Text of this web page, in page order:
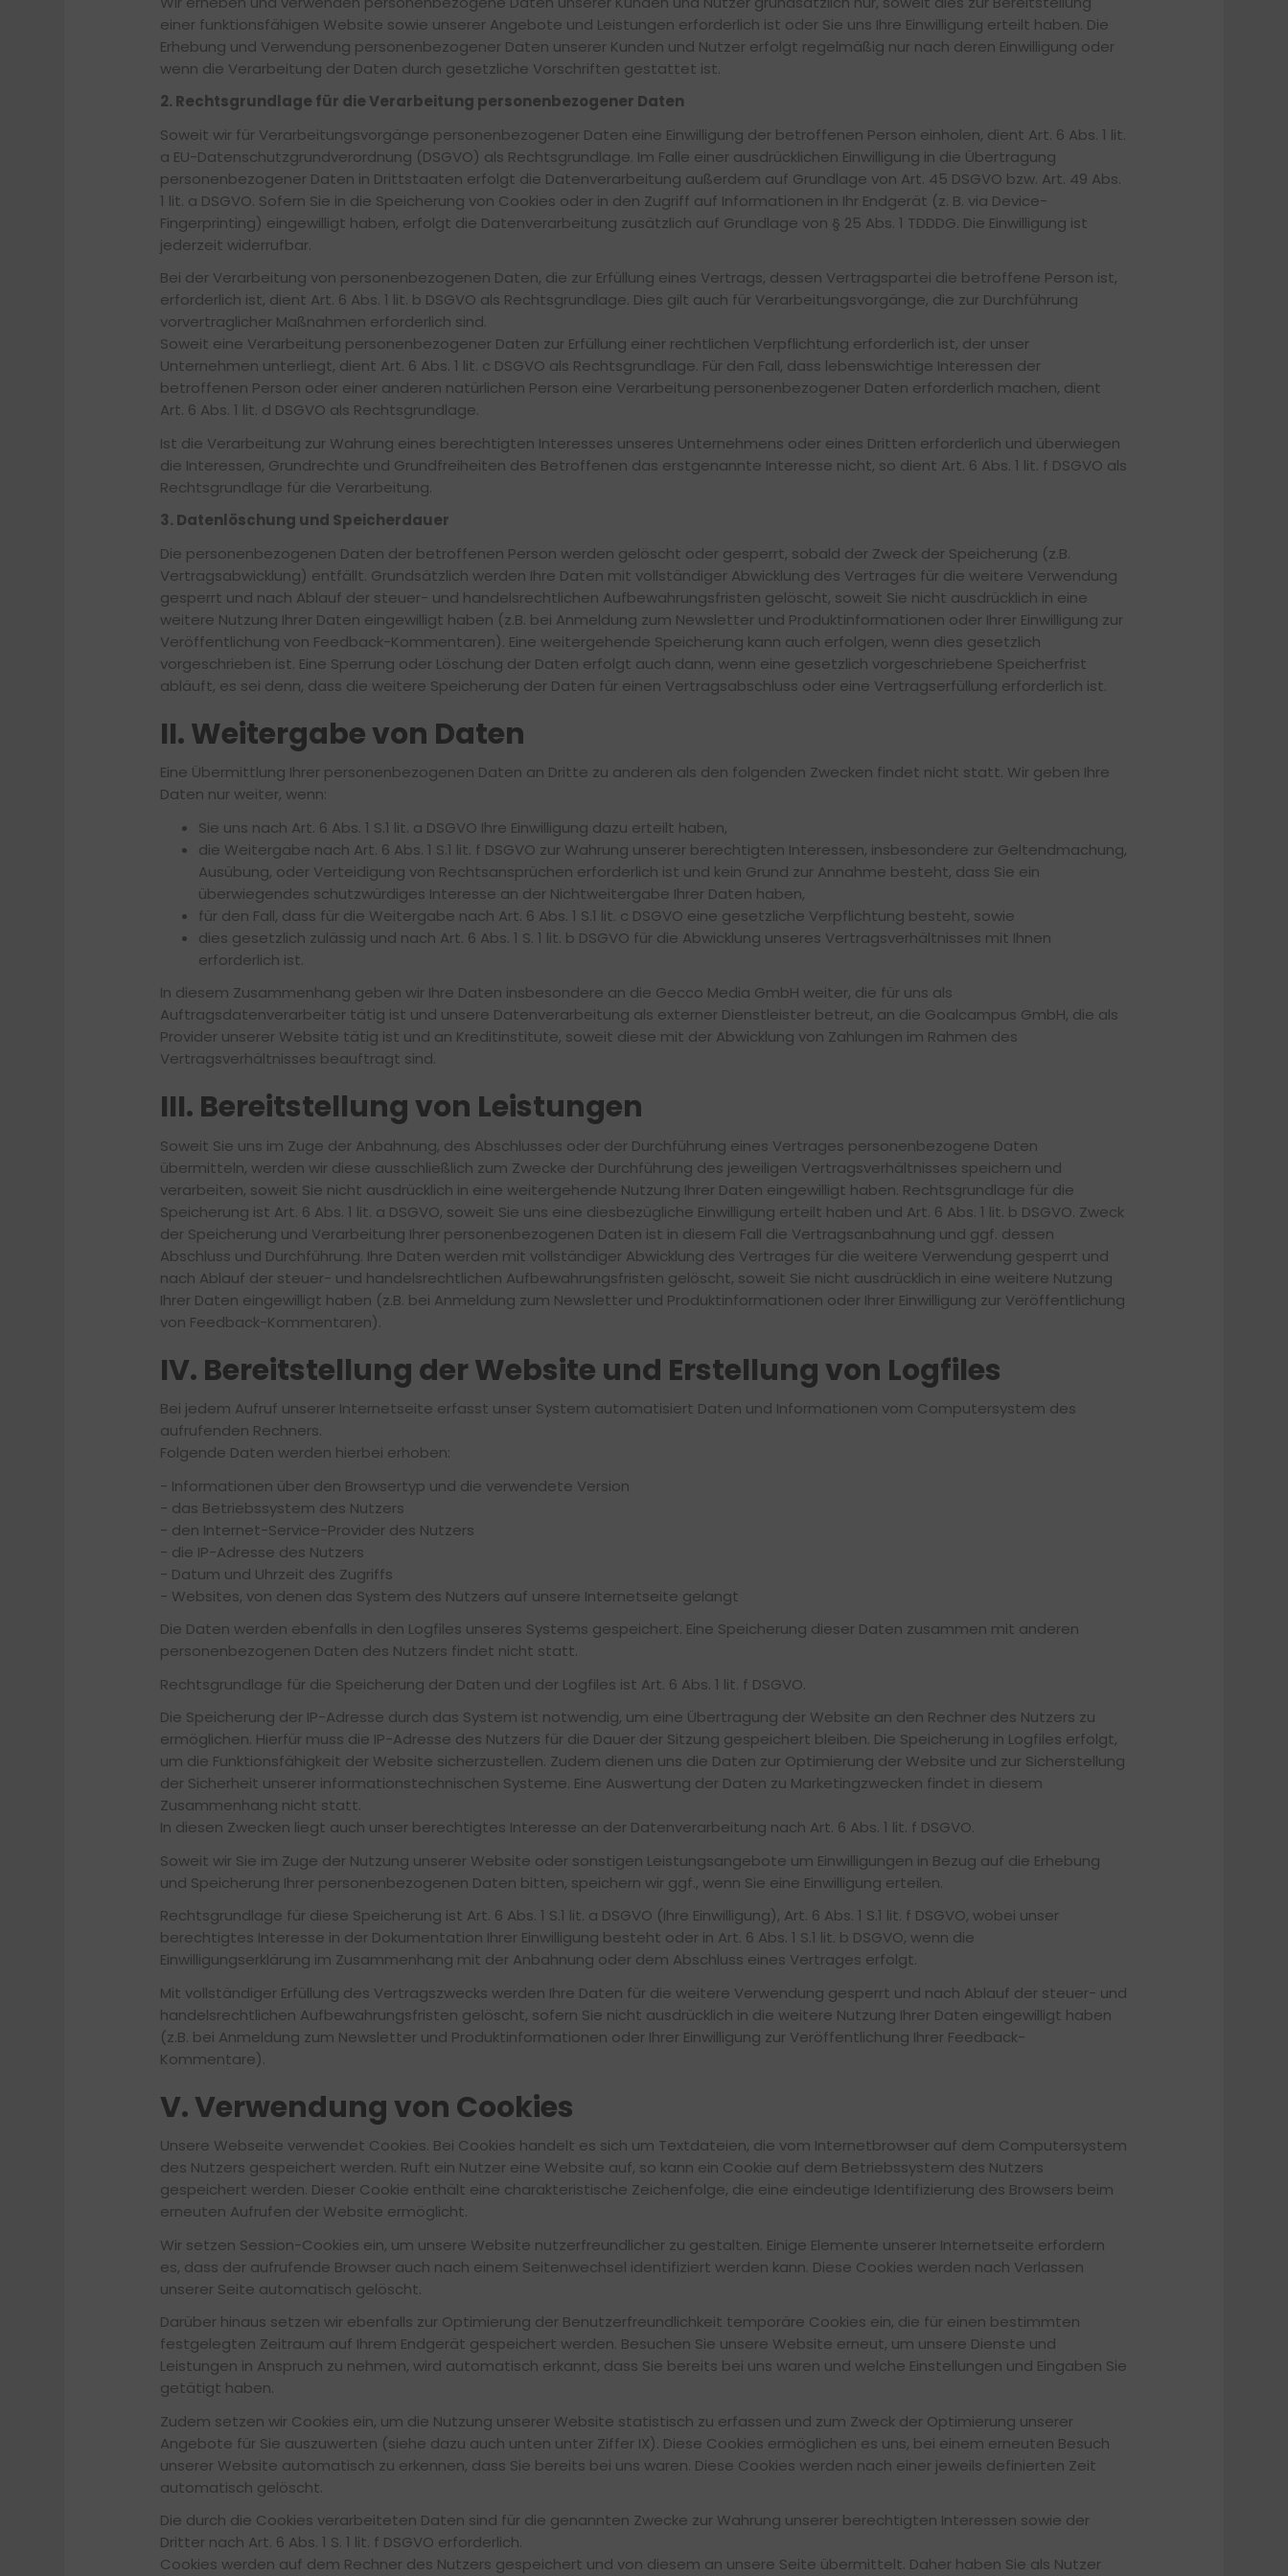
einer funktionsfähigen Website sowie unserer Angebote und Leistungen erforderlich ist oder Sie uns Ihre Einwilligung erteilt haben. Die
Erhebung und Verwendung personenbezogener Daten unserer Kunden und Nutzer erfolgt regelmäßig nur nach deren Einwilligung oder
wenn die Verarbeitung der Daten durch gesetzliche Vorschriften gestattet ist.
2. Rechtsgrundlage für die Verarbeitung personenbezogener Daten
Soweit wir für Verarbeitungsvorgänge personenbezogener Daten eine Einwilligung der betroffenen Person einholen, dient Art. 6 Abs. 1 lit.
a EU-Datenschutzgrundverordnung (DSGVO) als Rechtsgrundlage. Im Falle einer ausdrücklichen Einwilligung in die Übertragung
personenbezogener Daten in Drittstaaten erfolgt die Datenverarbeitung außerdem auf Grundlage von Art. 45 DSGVO bzw. Art. 49 Abs.
1 lit. a DSGVO. Sofern Sie in die Speicherung von Cookies oder in den Zugriff auf Informationen in Ihr Endgerät (z. B. via Device-
Fingerprinting) eingewilligt haben, erfolgt die Datenverarbeitung zusätzlich auf Grundlage von § 25 Abs. 1 TDDDG. Die Einwilligung ist
jederzeit widerrufbar.
Bei der Verarbeitung von personenbezogenen Daten, die zur Erfüllung eines Vertrags, dessen Vertragspartei die betroffene Person ist,
erforderlich ist, dient Art. 6 Abs. 1 lit. b DSGVO als Rechtsgrundlage. Dies gilt auch für Verarbeitungsvorgänge, die zur Durchführung
vorvertraglicher Maßnahmen erforderlich sind.
Soweit eine Verarbeitung personenbezogener Daten zur Erfüllung einer rechtlichen Verpflichtung erforderlich ist, der unser
Unternehmen unterliegt, dient Art. 6 Abs. 1 lit. c DSGVO als Rechtsgrundlage. Für den Fall, dass lebenswichtige Interessen der
betroffenen Person oder einer anderen natürlichen Person eine Verarbeitung personenbezogener Daten erforderlich machen, dient
Art. 6 Abs. 1 lit. d DSGVO als Rechtsgrundlage.
Ist die Verarbeitung zur Wahrung eines berechtigten Interesses unseres Unternehmens oder eines Dritten erforderlich und überwiegen
die Interessen, Grundrechte und Grundfreiheiten des Betroffenen das erstgenannte Interesse nicht, so dient Art. 6 Abs. 1 lit. f DSGVO als
Rechtsgrundlage für die Verarbeitung.
3. Datenlöschung und Speicherdauer
Die personenbezogenen Daten der betroffenen Person werden gelöscht oder gesperrt, sobald der Zweck der Speicherung (z.B.
Vertragsabwicklung) entfällt. Grundsätzlich werden Ihre Daten mit vollständiger Abwicklung des Vertrages für die weitere Verwendung
gesperrt und nach Ablauf der steuer- und handelsrechtlichen Aufbewahrungsfristen gelöscht, soweit Sie nicht ausdrücklich in eine
weitere Nutzung Ihrer Daten eingewilligt haben (z.B. bei Anmeldung zum Newsletter und Produktinformationen oder Ihrer Einwilligung zur
Veröffentlichung von Feedback-Kommentaren). Eine weitergehende Speicherung kann auch erfolgen, wenn dies gesetzlich
vorgeschrieben ist. Eine Sperrung oder Löschung der Daten erfolgt auch dann, wenn eine gesetzlich vorgeschriebene Speicherfrist
abläuft, es sei denn, dass die weitere Speicherung der Daten für einen Vertragsabschluss oder eine Vertragserfüllung erforderlich ist.
II. Weitergabe von Daten
Eine Übermittlung Ihrer personenbezogenen Daten an Dritte zu anderen als den folgenden Zwecken findet nicht statt. Wir geben Ihre
Daten nur weiter, wenn:
Sie uns nach Art. 6 Abs. 1 S.1 lit. a DSGVO Ihre Einwilligung dazu erteilt haben,
die Weitergabe nach Art. 6 Abs. 1 S.1 lit. f DSGVO zur Wahrung unserer berechtigten Interessen, insbesondere zur Geltendmachung,
Ausübung, oder Verteidigung von Rechtsansprüchen erforderlich ist und kein Grund zur Annahme besteht, dass Sie ein
überwiegendes schutzwürdiges Interesse an der Nichtweitergabe Ihrer Daten haben,
für den Fall, dass für die Weitergabe nach Art. 6 Abs. 1 S.1 lit. c DSGVO eine gesetzliche Verpflichtung besteht, sowie
dies gesetzlich zulässig und nach Art. 6 Abs. 1 S. 1 lit. b DSGVO für die Abwicklung unseres Vertragsverhältnisses mit Ihnen
erforderlich ist.
In diesem Zusammenhang geben wir Ihre Daten insbesondere an die Gecco Media GmbH weiter, die für uns als
Auftragsdatenverarbeiter tätig ist und unsere Datenverarbeitung als externer Dienstleister betreut, an die Goalcampus GmbH, die als
Provider unserer Website tätig ist und an Kreditinstitute, soweit diese mit der Abwicklung von Zahlungen im Rahmen des
Vertragsverhältnisses beauftragt sind.
III. Bereitstellung von Leistungen
Soweit Sie uns im Zuge der Anbahnung, des Abschlusses oder der Durchführung eines Vertrages personenbezogene Daten
übermitteln, werden wir diese ausschließlich zum Zwecke der Durchführung des jeweiligen Vertragsverhältnisses speichern und
verarbeiten, soweit Sie nicht ausdrücklich in eine weitergehende Nutzung Ihrer Daten eingewilligt haben. Rechtsgrundlage für die
Speicherung ist Art. 6 Abs. 1 lit. a DSGVO, soweit Sie uns eine diesbezügliche Einwilligung erteilt haben und Art. 6 Abs. 1 lit. b DSGVO. Zweck
der Speicherung und Verarbeitung Ihrer personenbezogenen Daten ist in diesem Fall die Vertragsanbahnung und ggf. dessen
Abschluss und Durchführung. Ihre Daten werden mit vollständiger Abwicklung des Vertrages für die weitere Verwendung gesperrt und
nach Ablauf der steuer- und handelsrechtlichen Aufbewahrungsfristen gelöscht, soweit Sie nicht ausdrücklich in eine weitere Nutzung
Ihrer Daten eingewilligt haben (z.B. bei Anmeldung zum Newsletter und Produktinformationen oder Ihrer Einwilligung zur Veröffentlichung
von Feedback-Kommentaren).
IV. Bereitstellung der Website und Erstellung von Logfiles
Bei jedem Aufruf unserer Internetseite erfasst unser System automatisiert Daten und Informationen vom Computersystem des
aufrufenden Rechners.
Folgende Daten werden hierbei erhoben:
- Informationen über den Browsertyp und die verwendete Version
- das Betriebssystem des Nutzers
- den Internet-Service-Provider des Nutzers
- die IP-Adresse des Nutzers
- Datum und Uhrzeit des Zugriffs
- Websites, von denen das System des Nutzers auf unsere Internetseite gelangt
Die Daten werden ebenfalls in den Logfiles unseres Systems gespeichert. Eine Speicherung dieser Daten zusammen mit anderen
personenbezogenen Daten des Nutzers findet nicht statt.
Rechtsgrundlage für die Speicherung der Daten und der Logfiles ist Art. 6 Abs. 1 lit. f DSGVO.
Die Speicherung der IP-Adresse durch das System ist notwendig, um eine Übertragung der Website an den Rechner des Nutzers zu
ermöglichen. Hierfür muss die IP-Adresse des Nutzers für die Dauer der Sitzung gespeichert bleiben. Die Speicherung in Logfiles erfolgt,
um die Funktionsfähigkeit der Website sicherzustellen. Zudem dienen uns die Daten zur Optimierung der Website und zur Sicherstellung
der Sicherheit unserer informationstechnischen Systeme. Eine Auswertung der Daten zu Marketingzwecken findet in diesem
Zusammenhang nicht statt.
In diesen Zwecken liegt auch unser berechtigtes Interesse an der Datenverarbeitung nach Art. 6 Abs. 1 lit. f DSGVO.
Soweit wir Sie im Zuge der Nutzung unserer Website oder sonstigen Leistungsangebote um Einwilligungen in Bezug auf die Erhebung
und Speicherung Ihrer personenbezogenen Daten bitten, speichern wir ggf., wenn Sie eine Einwilligung erteilen.
Rechtsgrundlage für diese Speicherung ist Art. 6 Abs. 1 S.1 lit. a DSGVO (Ihre Einwilligung), Art. 6 Abs. 1 S.1 lit. f DSGVO, wobei unser
berechtigtes Interesse in der Dokumentation Ihrer Einwilligung besteht oder in Art. 6 Abs. 1 S.1 lit. b DSGVO, wenn die
Einwilligungserklärung im Zusammenhang mit der Anbahnung oder dem Abschluss eines Vertrages erfolgt.
Mit vollständiger Erfüllung des Vertragszwecks werden Ihre Daten für die weitere Verwendung gesperrt und nach Ablauf der steuer- und
handelsrechtlichen Aufbewahrungsfristen gelöscht, sofern Sie nicht ausdrücklich in die weitere Nutzung Ihrer Daten eingewilligt haben
(z.B. bei Anmeldung zum Newsletter und Produktinformationen oder Ihrer Einwilligung zur Veröffentlichung Ihrer Feedback-
Kommentare).
V. Verwendung von Cookies
Unsere Webseite verwendet Cookies. Bei Cookies handelt es sich um Textdateien, die vom Internetbrowser auf dem Computersystem
des Nutzers gespeichert werden. Ruft ein Nutzer eine Website auf, so kann ein Cookie auf dem Betriebssystem des Nutzers
gespeichert werden. Dieser Cookie enthält eine charakteristische Zeichenfolge, die eine eindeutige Identifizierung des Browsers beim
erneuten Aufrufen der Website ermöglicht.
Wir setzen Session-Cookies ein, um unsere Website nutzerfreundlicher zu gestalten. Einige Elemente unserer Internetseite erfordern
es, dass der aufrufende Browser auch nach einem Seitenwechsel identifiziert werden kann. Diese Cookies werden nach Verlassen
unserer Seite automatisch gelöscht.
Darüber hinaus setzen wir ebenfalls zur Optimierung der Benutzerfreundlichkeit temporäre Cookies ein, die für einen bestimmten
festgelegten Zeitraum auf Ihrem Endgerät gespeichert werden. Besuchen Sie unsere Website erneut, um unsere Dienste und
Leistungen in Anspruch zu nehmen, wird automatisch erkannt, dass Sie bereits bei uns waren und welche Einstellungen und Eingaben Sie
getätigt haben.
Zudem setzen wir Cookies ein, um die Nutzung unserer Website statistisch zu erfassen und zum Zweck der Optimierung unserer
Angebote für Sie auszuwerten (siehe dazu auch unten unter Ziffer IX). Diese Cookies ermöglichen es uns, bei einem erneuten Besuch
unserer Website automatisch zu erkennen, dass Sie bereits bei uns waren. Diese Cookies werden nach einer jeweils definierten Zeit
automatisch gelöscht.
Die durch die Cookies verarbeiteten Daten sind für die genannten Zwecke zur Wahrung unserer berechtigten Interessen sowie der
Dritter nach Art. 6 Abs. 1 S. 1 lit. f DSGVO erforderlich.
Cookies werden auf dem Rechner des Nutzers gespeichert und von diesem an unsere Seite übermittelt. Daher haben Sie als Nutzer